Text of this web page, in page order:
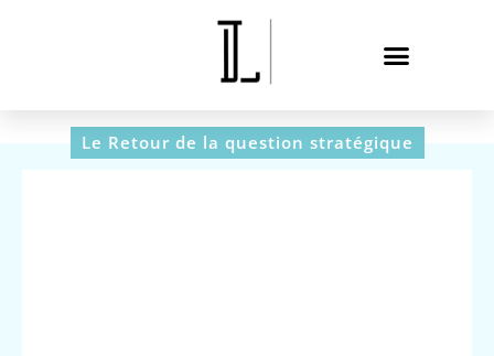
Le Retour de la question stratégique